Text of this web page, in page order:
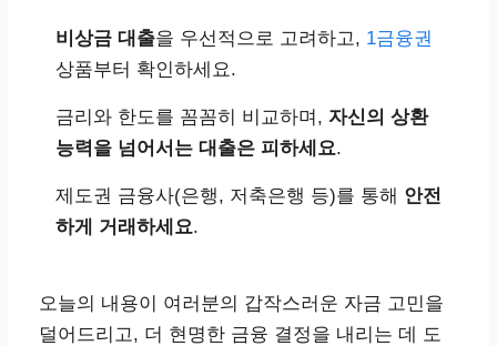
비상금 대출을 우선적으로 고려하고, 1금융권
상품부터 확인하세요.
금리와 한도를 꼼꼼히 비교하며, 자신의 상환
능력을 넘어서는 대출은 피하세요.
제도권 금융사(은행, 저축은행 등)를 통해 안전
하게 거래하세요.
오늘의 내용이 여러분의 갑작스러운 자금 고민을
덜어드리고, 더 현명한 금융 결정을 내리는 데 도